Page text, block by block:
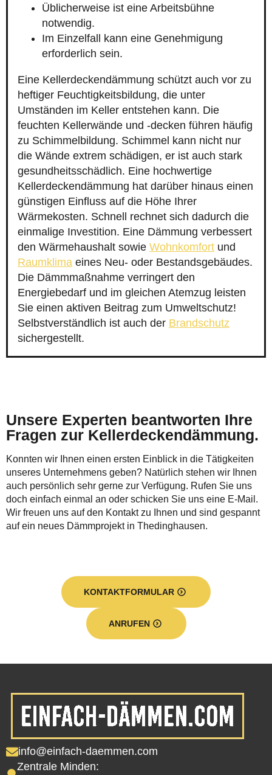
Üblicherweise ist eine Arbeitsbühne
notwendig.
Im Einzelfall kann eine Genehmigung
erforderlich sein.
Eine Kellerdeckendämmung schützt auch vor zu
heftiger Feuchtigkeitsbildung, die unter
Umständen im Keller entstehen kann. Die
feuchten Kellerwände und -decken führen häufig
zu Schimmelbildung. Schimmel kann nicht nur
die Wände extrem schädigen, er ist auch stark
gesundheitsschädlich. Eine hochwertige
Kellerdeckendämmung hat darüber hinaus einen
günstigen Einfluss auf die Höhe Ihrer
Wärmekosten. Schnell rechnet sich dadurch die
einmalige Investition. Eine Dämmung verbessert
den Wärmehaushalt sowie Wohnkomfort und
Raumklima eines Neu- oder Bestandsgebäudes.
Die Dämmmaßnahme verringert den
Energiebedarf und im gleichen Atemzug leisten
Sie einen aktiven Beitrag zum Umweltschutz!
Selbstverständlich ist auch der Brandschutz
sichergestellt.
Unsere Experten beantworten Ihre
Fragen zur Kellerdeckendämmung.
Konnten wir Ihnen einen ersten Einblick in die Tätigkeiten
unseres Unternehmens geben? Natürlich stehen wir Ihnen
auch persönlich sehr gerne zur Verfügung. Rufen Sie uns
doch einfach einmal an oder schicken Sie uns eine E-Mail.
Wir freuen uns auf den Kontakt zu Ihnen und sind gespannt
auf ein neues Dämmprojekt in Thedinghausen.
KONTAKTFORMULAR
ANRUFEN
info@einfach-daemmen.com
Zentrale Minden: